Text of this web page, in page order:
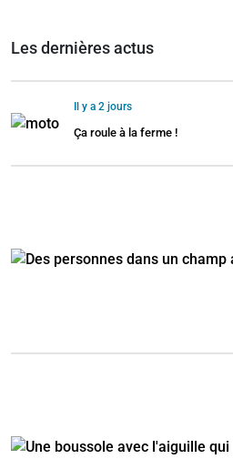
Les dernières actus
Il y a 2 jours
Ça roule à la ferme !